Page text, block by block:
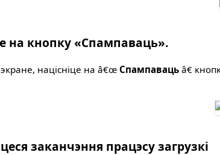
на кнопку «Спампаваць».
экране, націсніце на â€œ Спампаваць â€
заканчэння працэсу загрузкі